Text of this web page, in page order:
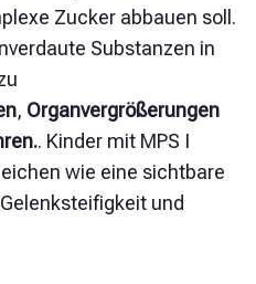
Zucker abbauen soll.
Substanzen in
, Organvergrößerungen
. Kinder mit MPS I
wie eine sichtbare
und